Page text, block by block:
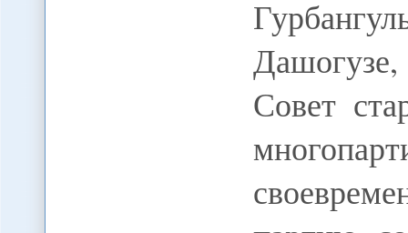
Совет